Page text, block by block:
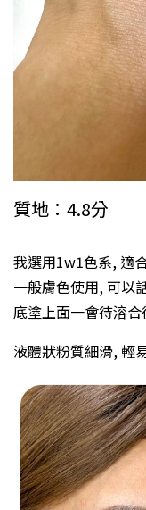
質地：4.8分
我選用1w1色系, 適
一般膚色使用, 可以
底塗上面一會待溶
液體狀粉質細滑, 輕